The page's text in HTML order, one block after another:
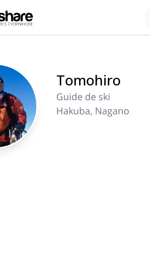
Tomohiro
Guide de ski
Hakuba, Nagano